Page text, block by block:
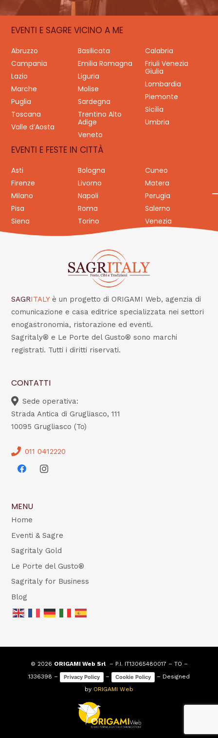
EVENTI E SAGRE VICINO A ME
Abruzzo Basilicata
Calabria
Campania
Emilia Romagna
Friuli Venezia
Giulia
Lazio
Liguria
Lombardia
Marche
Molise
Piemonte
Puglia
Sardegna
Sicilia
Toscana
Trentino Alto
Adige
Umbria
Valle d’Aosta
Veneto
EVENTI E FESTE IN CITTÀ
Asti Bologna
Cuneo
Firenze
Livorno
Matera
Milano
Napoli
Perugia
Pisa
Roma
Salerno
Siena
Torino Venezia
SAGRITALY è un progetto di ORIGAMI Web, agenzia di
comunicazione e casa editrice specializzata nei settori
enogastronomia, ristorazione ed eventi.
Sagritaly® e Le Porte del Gusto® sono marchi
registrati. Tutti i diritti riservati.
CONTATTI
Sede operativa:
Strada Antica di Grugliasco, 111
10095 Grugliasco (To)
011 0412220
MENU
Home
Eventi & Sagre
Sagritaly Gold
Le Porte del Gusto®
Sagritaly for Business
Blog
© 2026 ORIGAMI Web Srl– P.I. IT13065480017 – TO –
1336398 –
Privacy Policy – Cookie Policy
– Designed
by ORIGAMI Web